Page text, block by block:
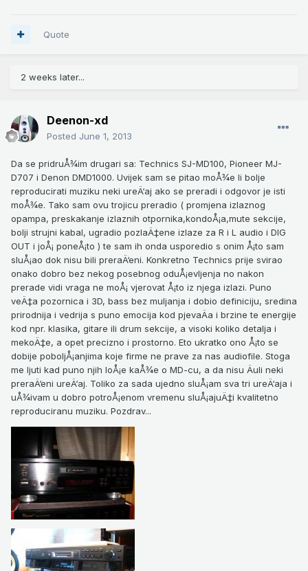
Quote
2 weeks later...
Deenon-xd
Posted June 1, 2013
Da se pridruÅ¾im drugari sa: Technics SJ-MD100, Pioneer MJ-
D707 i Denon DMD1000. Uvijek sam se pitao moÅ¾e li bolje
reproducirati muziku neki ureÄ‘aj ako se preradi i odgovor je isti
moÅ¾e. Tako sam ovu trojicu preradio ( promjena izlaznog
opampa, preskakanje izlaznih otpornika,kondoÅ¡a,mute sekcije,
bolji strujni kabal, ugradio pozlaÄ‡ene izlaze za R i L audio i DIG
OUT i joÅ¡ poneÅ¡to ) te sam ih onda usporedio s onim Å¡to sam
sluÅ¡ao dok nisu bili preraÄ‘eni. Konkretno Technics prije svirao
onako dobro bez nekog posebnog oduÅ¡evljenja no nakon
prerade vidi vraga ne moÅ¡ vjerovat Å¡to iz njega izlazi. Puno
veÄ‡a pozornica i 3D, bass bez muljanja i dobio definiciju, sredina
prirodnija i vedrija s puno emocija kod pjevaÄa i brzine te energije
kod npr. klasika, gitare ili drum sekcije, a visoki koliko detalja i
mekoÄ‡e, a opet precizno i prostorno. Eto ukratko ono Å¡to se
dobije poboljÅ¡anjima koje firme ne prave za nas audiofile. Stoga
me ljuti kad puno njih loÅ¡e kaÅ¾e o MD-cu, a da nisu Äuli neki
preraÄ‘eni ureÄ‘aj. Toliko za sada ujedno sluÅ¡am sva tri ureÄ‘aja i
uÅ¾ivam u dobro potroÅ¡enom vremenu sluÅ¡ajuÄ‡i kvalitetno
reproduciranu muziku. Pozdrav...